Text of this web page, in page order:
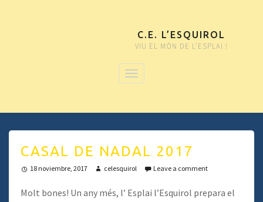
C.E. L’ESQUIROL
VIU EL MÓN DE L'ESPLAI !
CASAL DE NADAL 2017
18 noviembre, 2017 celesquirol Leave a comment
Molt bones! Un any més, l’ Esplai l’Esquirol prepara el